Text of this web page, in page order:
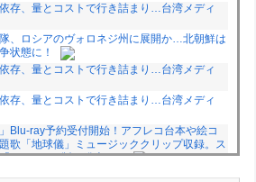
存、量とコストで行き詰まり…台湾メディ
、ロシアのヴォロネジ州に展開か…北朝鮮は
状態に！
存、量とコストで行き詰まり…台湾メディ
存、量とコストで行き詰まり…台湾メディ
Blu-ray予約受付開始！アフレコ台本や絵コ
歌「地球儀」ミュージッククリップ収録。ス
4K UHD」版も発売！！
!!第27巻まとめ【コメント欄まとめます】